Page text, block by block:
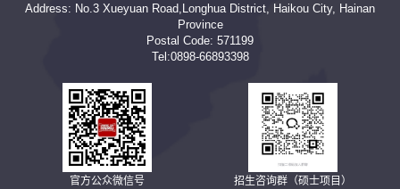
Address: No.3 Xueyuan Road,Longhua District, Haikou City, Hainan
Province
Postal Code: 571199
Tel:0898-66893398
官方公众微信号 招生咨询群（硕士项目）